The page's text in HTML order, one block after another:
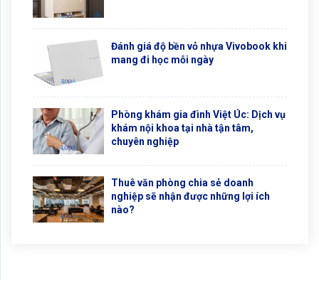
Đánh giá độ bền vỏ nhựa Vivobook khi
mang đi học mỗi ngày
Phòng khám gia đình Việt Úc: Dịch vụ
khám nội khoa tại nhà tận tâm,
chuyên nghiệp
Thuê văn phòng chia sẻ doanh
nghiệp sẽ nhận được những lợi ích
nào?